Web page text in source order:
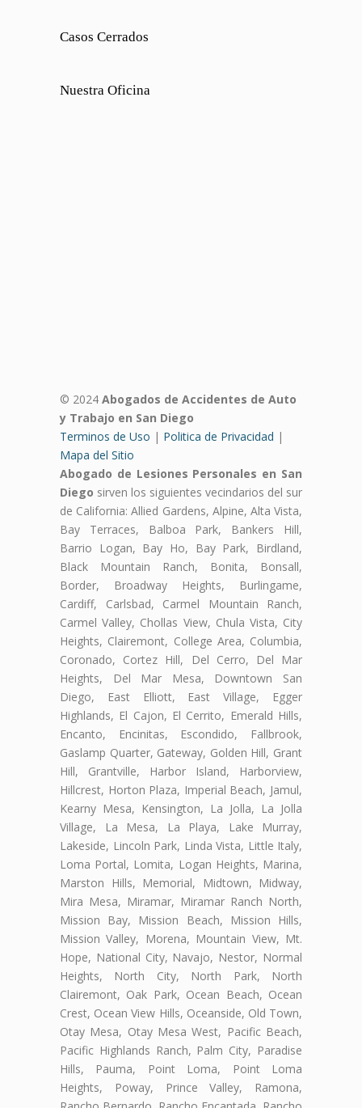
Casos Cerrados
Nuestra Oficina
© 2024 Abogados de Accidentes de Auto
y Trabajo en San Diego
Terminos de Uso | Politica de Privacidad |
Mapa del Sitio
Abogado de Lesiones Personales en San
Diego sirven los siguientes vecindarios del sur
de California: Allied Gardens, Alpine, Alta Vista,
Bay Terraces, Balboa Park, Bankers Hill,
Barrio Logan, Bay Ho, Bay Park, Birdland,
Black Mountain Ranch, Bonita, Bonsall,
Border, Broadway Heights, Burlingame,
Cardiff, Carlsbad, Carmel Mountain Ranch,
Carmel Valley, Chollas View, Chula Vista, City
Heights, Clairemont, College Area, Columbia,
Coronado, Cortez Hill, Del Cerro, Del Mar
Heights, Del Mar Mesa, Downtown San
Diego, East Elliott, East Village, Egger
Highlands, El Cajon, El Cerrito, Emerald Hills,
Encanto, Encinitas, Escondido, Fallbrook,
Gaslamp Quarter, Gateway, Golden Hill, Grant
Hill, Grantville, Harbor Island, Harborview,
Hillcrest, Horton Plaza, Imperial Beach, Jamul,
Kearny Mesa, Kensington, La Jolla, La Jolla
Village, La Mesa, La Playa, Lake Murray,
Lakeside, Lincoln Park, Linda Vista, Little Italy,
Loma Portal, Lomita, Logan Heights, Marina,
Marston Hills, Memorial, Midtown, Midway,
Mira Mesa, Miramar, Miramar Ranch North,
Mission Bay, Mission Beach, Mission Hills,
Mission Valley, Morena, Mountain View, Mt.
Hope, National City, Navajo, Nestor, Normal
Heights, North City, North Park, North
Clairemont, Oak Park, Ocean Beach, Ocean
Crest, Ocean View Hills, Oceanside, Old Town,
Otay Mesa, Otay Mesa West, Pacific Beach,
Pacific Highlands Ranch, Palm City, Paradise
Hills, Pauma, Point Loma, Point Loma
Heights, Poway, Prince Valley, Ramona,